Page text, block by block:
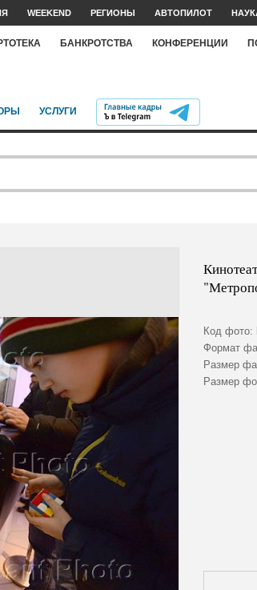
WEEKEND РЕГИОНЫ АВТОПИЛОТ
БАНКРОТСТВА КОНФЕРЕНЦИИ
УСЛУГИ
Код фото:
Формат
Размер
Размер